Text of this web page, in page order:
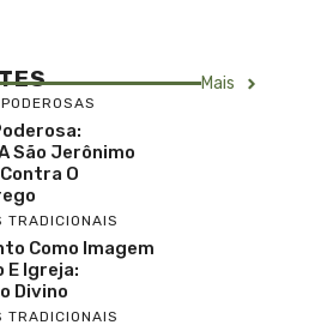
Mais
São Jerônimo
O
TRADICIONAIS
Como Imagem
E Igreja:
Divino
TRADICIONAIS